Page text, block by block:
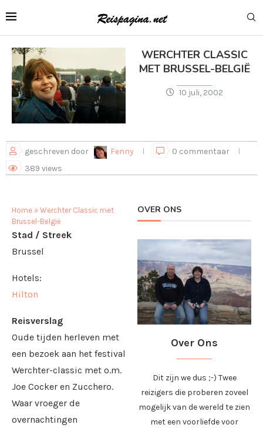
WERCHTER CLASSIC
MET BRUSSEL-BELGIË
10 juli, 2002
geschreven door Fenny
0 commentaar
389 views
Home » Werchter Classic met
Brussel-België
Stad / Streek
Brussel
Hotels:
Hilton
Reisverslag
Oude tijden herleven met
een bezoek aan het festival
Werchter-classic met o.m.
Joe Cocker en Zucchero.
Waar vroeger de
overnachtingen
OVER ONS
Over Ons
Dit zijn we dus ;-) Twee
reizigers die proberen zoveel
mogelijk van de wereld te zien
met een voorliefde voor